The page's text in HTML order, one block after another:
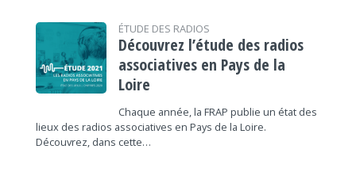
ÉTUDE DES RADIOS
Découvrez l’étude des radios
associatives en Pays de la
Loire
Chaque année, la FRAP publie un état des
lieux des radios associatives en Pays de la Loire.
Découvrez, dans cette…